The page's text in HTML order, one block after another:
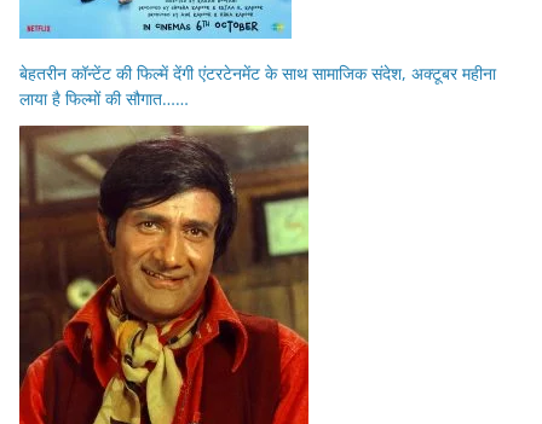
बेहतरीन कॉन्टेंट की फिल्में देंगी एंटरटेनमेंट के साथ सामाजिक संदेश, अक्टूबर महीना
लाया है फिल्मों की सौगात……